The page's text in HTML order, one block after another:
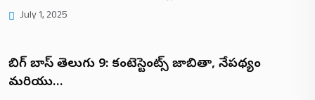
July 1, 2025
బిగ్ బాస్ తెలుగు 9: కంటెస్టెంట్స్ జాబితా, నేపథ్యం
మరియు…